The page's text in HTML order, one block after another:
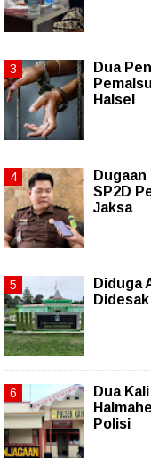
Dua
Halsel
SP2D
Jaksa
Diduga
Dua
Polisi